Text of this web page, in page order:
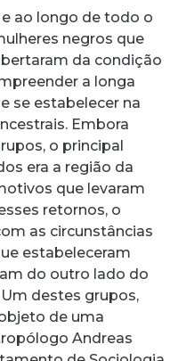
ao longo de todo o
negros que
da condição
a longa
se estabelecer na
Embora
o principal
era a região da
que levaram
retornos, o
as circunstâncias
estabeleceram
do outro lado do
destes grupos,
de uma
Andreas